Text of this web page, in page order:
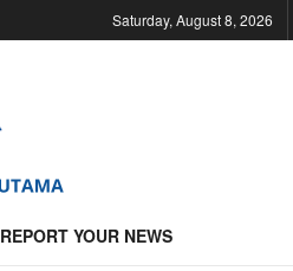
Saturday, August 8, 2026
REPORT YOUR NEWS